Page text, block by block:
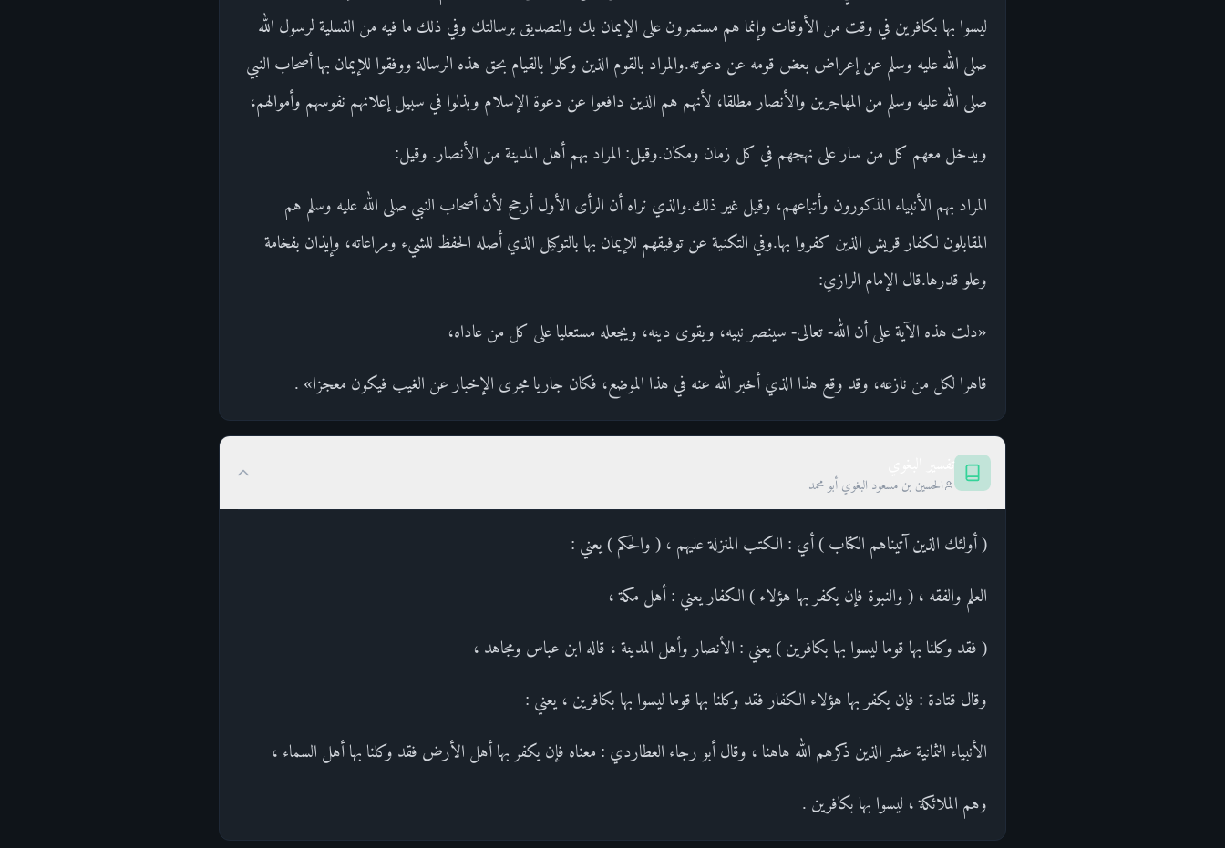
ليسوا بها بكافرين في وقت من الأوقات وإنما هم مستمرون على الإيمان بك والتصديق برسالتك وفي ذلك ما فيه من التسلية لرسول الله
صلى الله عليه وسلم عن إعراض بعض قومه عن دعوته.والمراد بالقوم الذين وكلوا بالقيام بحق هذه الرسالة ووفقوا للإيمان بها أصحاب النبي
صلى الله عليه وسلم من المهاجرين والأنصار مطلقا، لأنهم هم الذين دافعوا عن دعوة الإسلام وبذلوا في سبيل إعلانهم نفوسهم وأموالهم،
ويدخل معهم كل من سار على نهجهم في كل زمان ومكان.وقيل: المراد بهم أهل المدينة من الأنصار. وقيل:
المراد بهم الأنبياء المذكورون وأتباعهم، وقيل غير ذلك.والذي نراه أن الرأى الأول أرجح لأن أصحاب النبي صلى الله عليه وسلم هم
المقابلون لكفار قريش الذين كفروا بها.وفي التكنية عن توفيقهم للإيمان بها بالتوكيل الذي أصله الحفظ للشيء ومراعاته، وإيذان بفخامة
وعلو قدرها.قال الإمام الرازي:
«دلت هذه الآية على أن الله- تعالى- سينصر نبيه، ويقوى دينه، ويجعله مستعليا على كل من عاداه،
قاهرا لكل من نازعه، وقد وقع هذا الذي أخبر الله عنه في هذا الموضع، فكان جاريا مجرى الإخبار عن الغيب فيكون معجزا» .
الحسين بن مسعود البغوي أبو محمد
( أولئك الذين آتيناهم الكتاب ) أي : الكتب المنزلة عليهم ، ( والحكم ) يعني :
العلم والفقه ، ( والنبوة فإن يكفر بها هؤلاء ) الكفار يعني : أهل مكة ،
( فقد وكلنا بها قوما ليسوا بها بكافرين ) يعني : الأنصار وأهل المدينة ، قاله ابن عباس ومجاهد ،
وقال قتادة : فإن يكفر بها هؤلاء الكفار فقد وكلنا بها قوما ليسوا بها بكافرين ، يعني :
الأنبياء الثمانية عشر الذين ذكرهم الله هاهنا ، وقال أبو رجاء العطاردي : معناه فإن يكفر بها أهل الأرض فقد وكلنا بها أهل السماء ،
وهم الملائكة ، ليسوا بها بكافرين .